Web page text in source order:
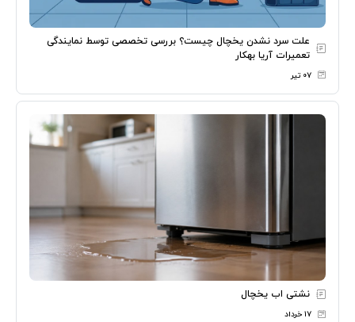
علت سرد نشدن یخچال چیست؟ بررسی تخصصی توسط نمایندگی
تعمیرات آریا بهکار
۰۷ تیر
نشتی اب یخچال
۱۷ خرداد